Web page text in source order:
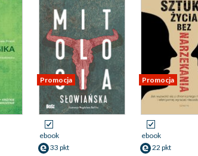
Promocja
ebook
33 pkt
Promocja
ebook
22 pkt